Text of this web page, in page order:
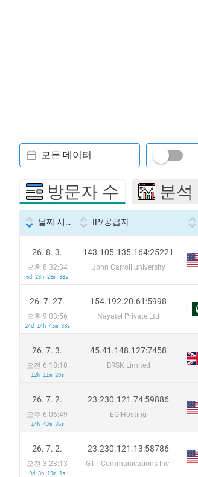
모든 데이터
방문자 수 분석
날짜 시간 IP/공급자
26. 8. 3.
오후 8:32:34
6d 23h 28m 38s
143.105.135.164:25221
John Carroll university
26. 7. 27.
오후 9:03:56
24d 14h 45m 38s
154.192.20.61:5998
Nayatel Private Ltd
26. 7. 3.
오전 6:18:18
12h 11m 29s
45.41.148.127:7458
BRSK Limited
26. 7. 2.
오후 6:06:49
14h 43m 36s
23.230.121.74:59886
EGIHosting
26. 7. 2.
오전 3:23:13
9d 3h 19m 1s
23.230.121.13:58786
GTT Communications Inc.